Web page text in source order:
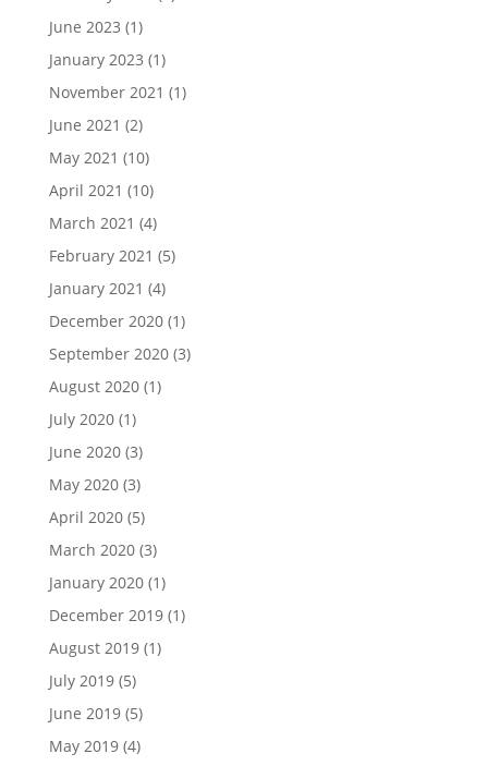
June 2023 (1)
January 2023 (1)
November 2021 (1)
June 2021 (2)
May 2021 (10)
April 2021 (10)
March 2021 (4)
February 2021 (5)
January 2021 (4)
December 2020(1)
September 2020(3)
August 2020(1)
July 2020(1)
June 2020(3)
May 2020(3)
April 2020(5)
March 2020(3)
January 2020(1)
December 2019(1)
August 2019(1)
July 2019(5)
June 2019(5)
May 2019(4)